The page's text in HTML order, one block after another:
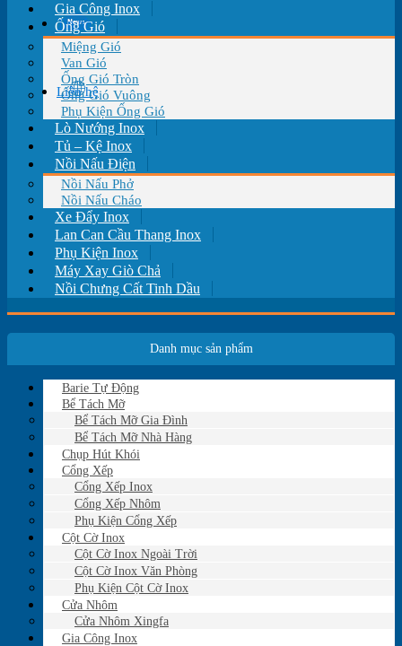
Tin tức
Liên hệ
Gia Công Inox
Ống Gió
Miệng Gió
Van Gió
Ống Gió Tròn
Ống Gió Vuông
Phụ Kiện Ống Gió
Lò Nướng Inox
Tủ – Kệ Inox
Nồi Nấu Điện
Nồi Nấu Phở
Nồi Nấu Cháo
Xe Đẩy Inox
Lan Can Cầu Thang Inox
Phụ Kiện Inox
Máy Xay Giò Chả
Nồi Chưng Cất Tinh Dầu
Danh mục sản phẩm
Barie Tự Động
Bể Tách Mỡ
Bể Tách Mỡ Gia Đình
Bể Tách Mỡ Nhà Hàng
Chụp Hút Khói
Cổng Xếp
Cổng Xếp Inox
Cổng Xếp Nhôm
Phụ Kiện Cổng Xếp
Cột Cờ Inox
Cột Cờ Inox Ngoài Trời
Cột Cờ Inox Văn Phòng
Phụ Kiện Cột Cờ Inox
Cửa Nhôm
Cửa Nhôm Xingfa
Gia Công Inox